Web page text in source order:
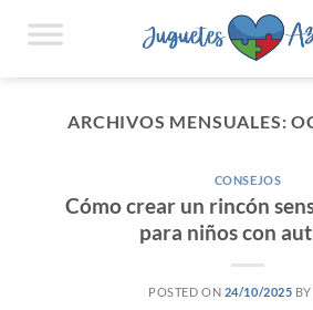
ARCHIVOS MENSUALES:
CONSEJOS
Cómo crear un rincón
para niños con
POSTED ON 24/10/2025 BY